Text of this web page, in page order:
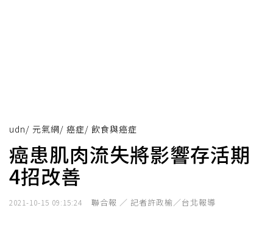
udn/ 元氣網/ 癌症/ 飲食與癌症
癌患肌肉流失將影響存活期
4招改善
2021-10-15 09:15:24 聯合報 ／ 記者許政榆／台北報導